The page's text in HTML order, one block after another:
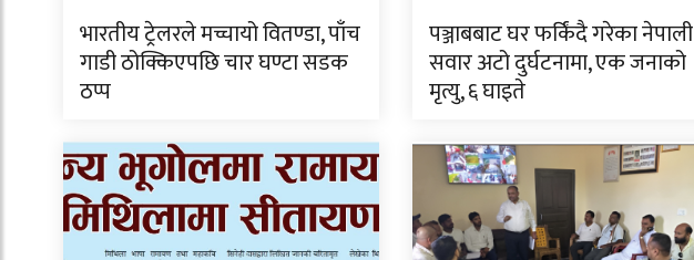
भारतीय ट्रेलरले मच्चायो वितण्डा, पाँच
गाडी ठोक्किएपछि चार घण्टा सडक
ठप्प
पञ्जाबबाट घर फर्किंदै गरेका नेपाली
सवार अटो दुर्घटनामा, एक जनाको
मृत्यु, ६ घाइते